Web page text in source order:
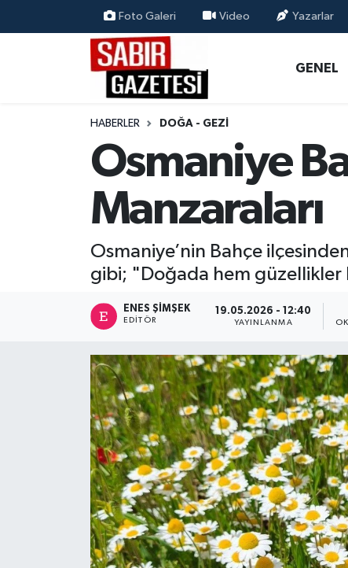
Foto Galeri Video Yazarlar
GENEL
HABERLER DOĞA - GEZI
Osmaniye
Manzaraları
Osmaniye’nin Bahçe
gibi; "Doğada hem güzellikler
ENES ŞIMŞEK
EDITÖR
19.05.2026 - 12:40
YAYINLANMA
ÖZEL HABER
MAGAZİN
EKONOMİ
RESMİ İLANLAR
Osmaniye Nöbetçi Eczaneler
Osmaniye Hava Durumu
Osmaniye Trafik Yoğunluk Haritası
Süper Lig Puan Durumu ve Fikstür
Tüm Manşetler
Son Dakika Haberleri
Haber Arşivi